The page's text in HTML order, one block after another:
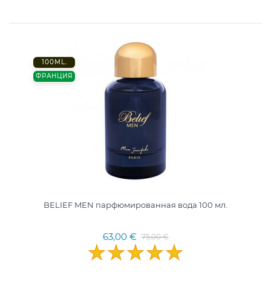
100ML.
ФРАНЦИЯ
BELIEF MEN парфюмированная вода 100 мл.
63,00 € 75,00 €